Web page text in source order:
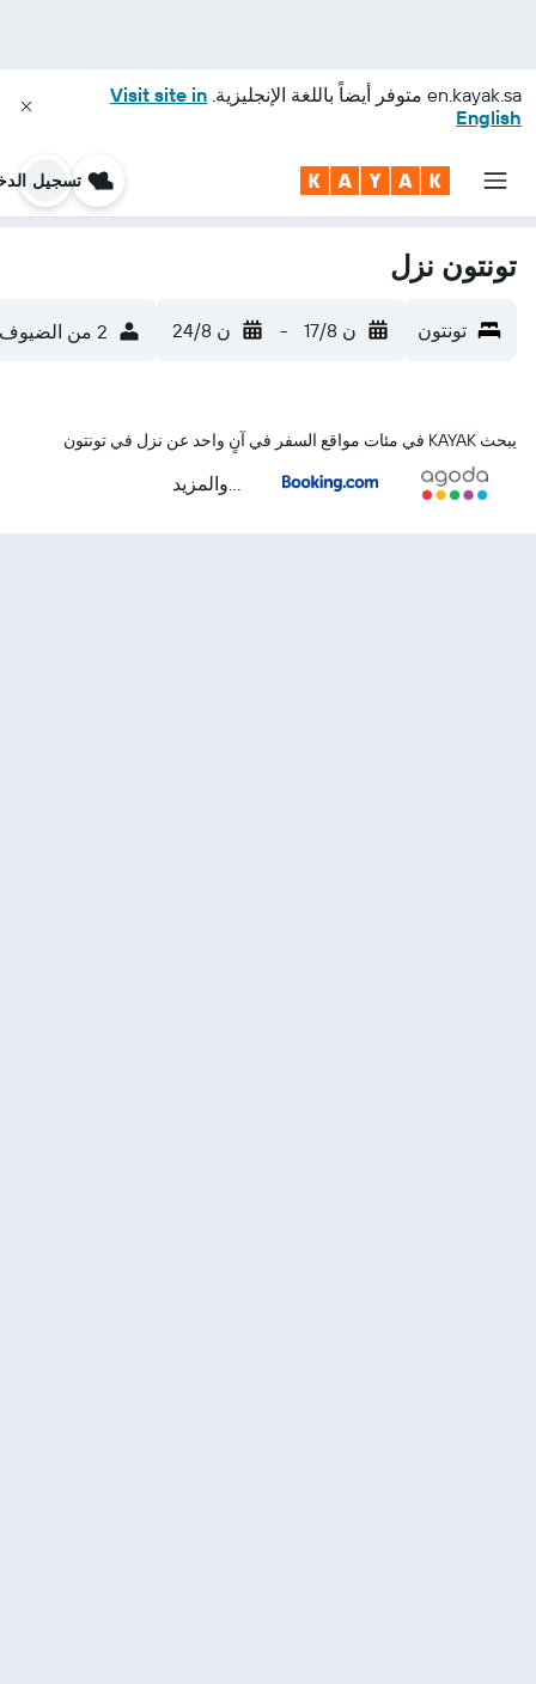
en.kayak.sa متوفر أيضاً باللغة الإنجليزية. Visit site in
English
تسجيل
تونتون نزل
تونتون ن 17/8 - ن 24/8 2 من الضيوف، غرفة واحدة
يبحث KAYAK في مئات مواقع السفر في آنٍ واحد عن نزل في تونتون
...والمزيد